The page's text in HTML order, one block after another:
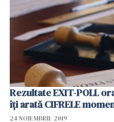
Rezultate EXIT-POLL
îți arată CIFRELE
24 NOIEMBRIE 2019